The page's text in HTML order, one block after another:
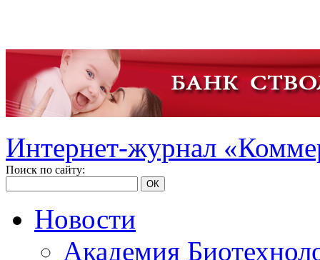
Интернет-журнал
Поиск по сайту:
ОК
Новости
Академия